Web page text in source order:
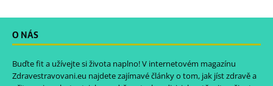
O NÁS
Buďte fit a užívejte si života naplno! V internetovém magazínu
Zdravestravovani.eu najdete zajímavé články o tom, jak jíst zdravě a